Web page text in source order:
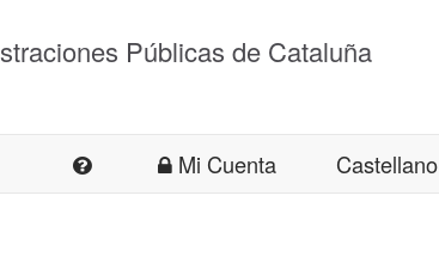
Públicas de Cataluña
Mi Cuenta Castellano